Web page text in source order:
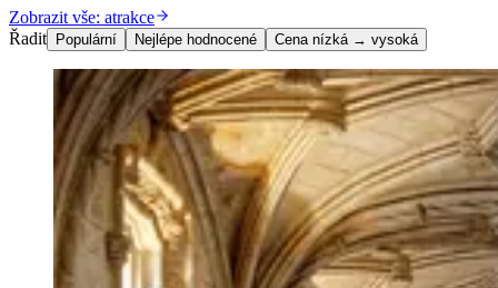
Zobrazit vše: atrakce
Řadit Populární Nejlépe hodnocené Cena nízká → vysoká